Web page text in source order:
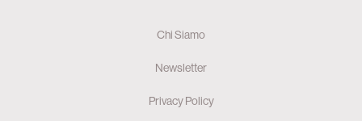
Chi Siamo
Newsletter
Privacy Policy